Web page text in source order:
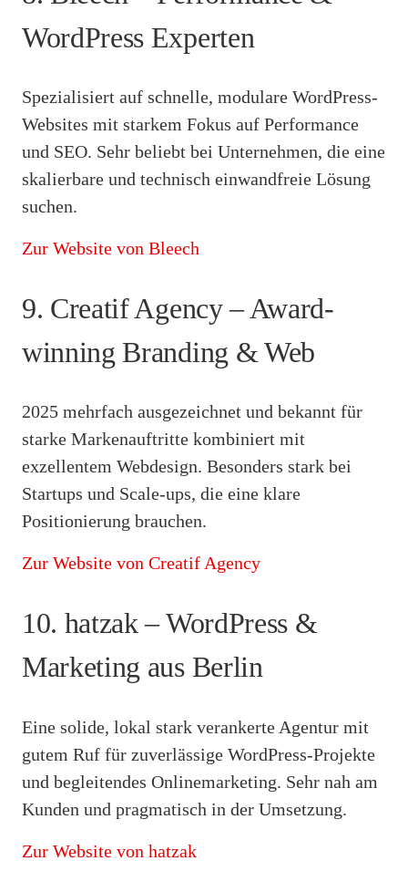
WordPress Experten
Spezialisiert auf schnelle, modulare WordPress-
Websites mit starkem Fokus auf Performance
und SEO. Sehr beliebt bei Unternehmen, die eine
skalierbare und technisch einwandfreie Lösung
suchen.
Zur Website von Bleech
9. Creatif Agency – Award-
winning Branding & Web
2025 mehrfach ausgezeichnet und bekannt für
starke Markenauftritte kombiniert mit
exzellentem Webdesign. Besonders stark bei
Startups und Scale-ups, die eine klare
Positionierung brauchen.
Zur Website von Creatif Agency
10. hatzak – WordPress &
Marketing aus Berlin
Eine solide, lokal stark verankerte Agentur mit
gutem Ruf für zuverlässige WordPress-Projekte
und begleitendes Onlinemarketing. Sehr nah am
Kunden und pragmatisch in der Umsetzung.
Zur Website von hatzak